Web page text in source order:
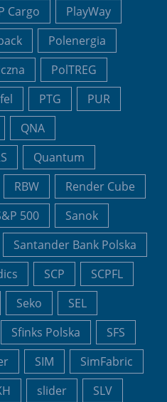
Cargo
PlayWay
Polenergia
PolTREG
PTG
PUR
QNA
Quantum
RBW
Render Cube
500
Sanok
Santander Bank Polska
SCP
SCPFL
Seko
SEL
Sfinks Polska
SFS
SIM
SimFabric
slider
SLV